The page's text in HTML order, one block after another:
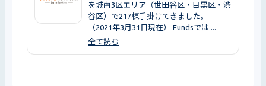
を城南3区エリア（世田谷区・目黒区・渋
谷区）で217棟手掛けてきました。
（2021年3月31日現在） Fundsでは ...
全て読む